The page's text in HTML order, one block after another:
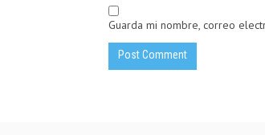
Guarda mi nombre, correo